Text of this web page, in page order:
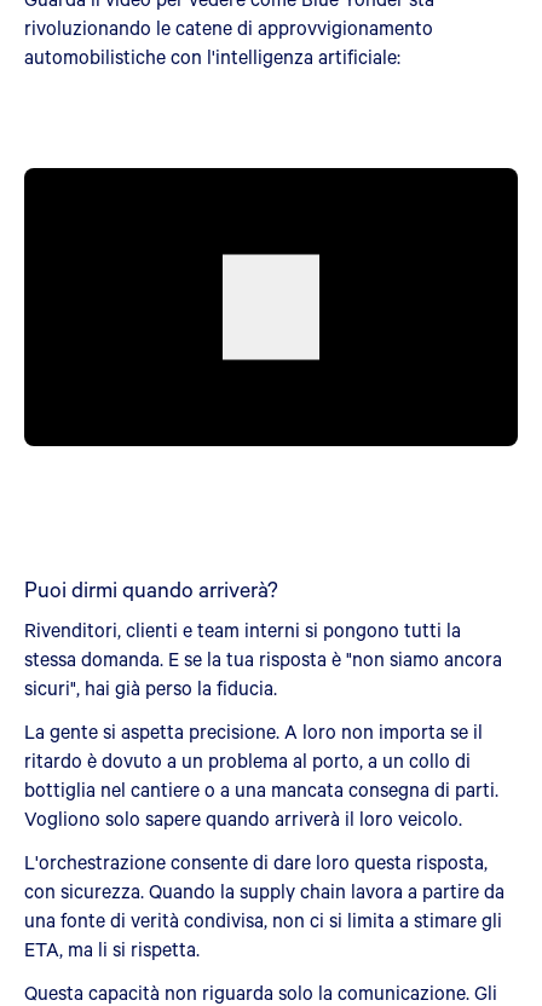
rivoluzionando le catene di approvvigionamento
automobilistiche con l'intelligenza artificiale:
Puoi dirmi quando arriverà?
Rivenditori, clienti e team interni si pongono tutti la
stessa domanda. E se la tua risposta è "non siamo ancora
sicuri", hai già perso la fiducia.
La gente si aspetta precisione. A loro non importa se il
ritardo è dovuto a un problema al porto, a un collo di
bottiglia nel cantiere o a una mancata consegna di parti.
Vogliono solo sapere quando arriverà il loro veicolo.
L'orchestrazione consente di dare loro questa risposta,
con sicurezza. Quando la supply chain lavora a partire da
una fonte di verità condivisa, non ci si limita a stimare gli
ETA, ma li si rispetta.
Questa capacità non riguarda solo la comunicazione. Gli